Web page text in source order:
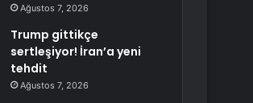
Ağustos 7, 2026
Trump gittikçe
sertleşiyor! İran’a yeni
tehdit
Ağustos 7, 2026